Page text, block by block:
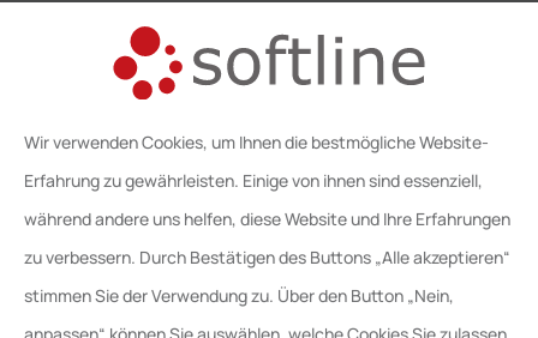
Transformation und Cyber Security mit
Hauptsitz und Börsennotierung in London.
Das Unternehmen realisiert, erleichtert und
beschleunigt die digitale Transformation
seiner Kunden, indem es neben seinen
eigenen Services und Lösungen mehr als
80.000 Organisationen aus allen Branchen
mit Hunderten von erstklassigen IT-
Anbietern verbindet. Die 6.400
Wir verwenden Cookies, um Ihnen die bestmögliche Website-
Erfahrung zu gewährleisten. Einige von ihnen sind essenziell,
während andere uns helfen, diese Website und Ihre Erfahrungen
zu verbessern. Durch Bestätigen des Buttons „Alle akzeptieren“
stimmen Sie der Verwendung zu. Über den Button „Nein,